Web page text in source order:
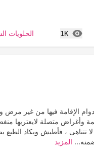
1K
المشاهدات الحلويات
الإقامة فيها من غير مرض
وأغراض متصلة لايعتريها
تتناهى ، فأطيش ويكاد الطبع
المزيد